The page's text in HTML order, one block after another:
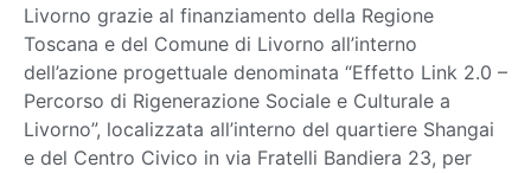
Livorno grazie al finanziamento della Regione
Toscana e del Comune di Livorno all’interno
dell’azione progettuale denominata “Effetto Link 2.0 –
Percorso di Rigenerazione Sociale e Culturale a
Livorno”, localizzata all’interno del quartiere Shangai
e del Centro Civico in via Fratelli Bandiera 23, per